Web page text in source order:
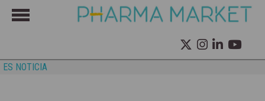
ES NOTICIA